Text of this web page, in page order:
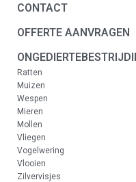
CONTACT
OFFERTE AANVRAGEN
Ratten
Muizen
Wespen
Mieren
Mollen
Vliegen
Vogelwering
Vlooien
Zilvervisjes